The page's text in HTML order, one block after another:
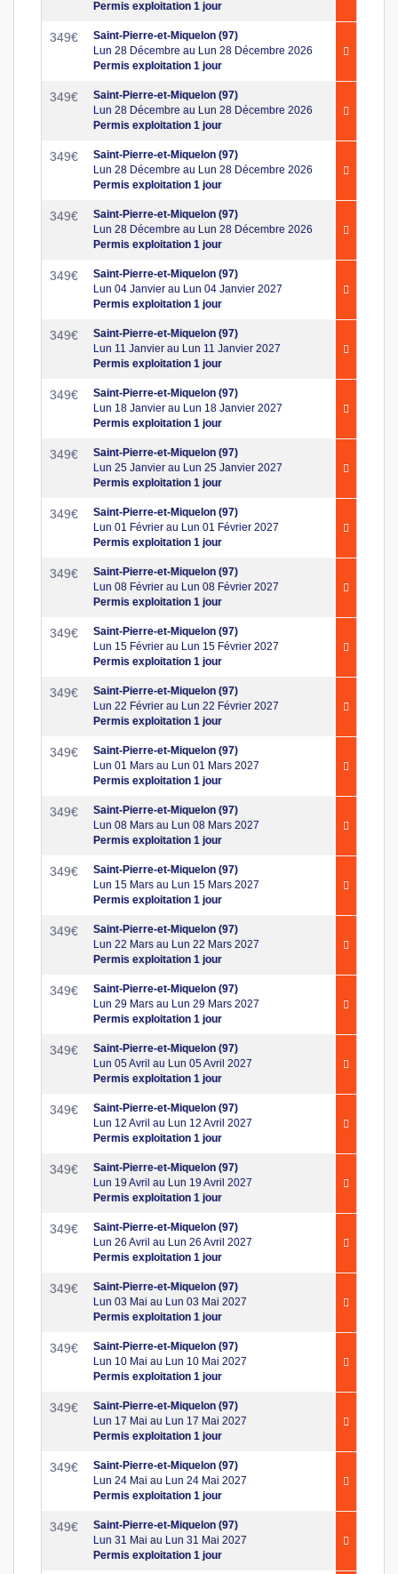
Permis exploitation 1 jour
349€
Saint-Pierre-et-Miquelon (97)
Lun 28 Décembre au Lun 28 Décembre 2026
Permis exploitation 1 jour
349€
Saint-Pierre-et-Miquelon (97)
Lun 28 Décembre au Lun 28 Décembre 2026
Permis exploitation 1 jour
349€
Saint-Pierre-et-Miquelon (97)
Lun 28 Décembre au Lun 28 Décembre 2026
Permis exploitation 1 jour
349€
Saint-Pierre-et-Miquelon (97)
Lun 28 Décembre au Lun 28 Décembre 2026
Permis exploitation 1 jour
349€
Saint-Pierre-et-Miquelon (97)
Lun 04 Janvier au Lun 04 Janvier 2027
Permis exploitation 1 jour
349€
Saint-Pierre-et-Miquelon (97)
Lun 11 Janvier au Lun 11 Janvier 2027
Permis exploitation 1 jour
349€
Saint-Pierre-et-Miquelon (97)
Lun 18 Janvier au Lun 18 Janvier 2027
Permis exploitation 1 jour
349€
Saint-Pierre-et-Miquelon (97)
Lun 25 Janvier au Lun 25 Janvier 2027
Permis exploitation 1 jour
349€
Saint-Pierre-et-Miquelon (97)
Lun 01 Février au Lun 01 Février 2027
Permis exploitation 1 jour
349€
Saint-Pierre-et-Miquelon (97)
Lun 08 Février au Lun 08 Février 2027
Permis exploitation 1 jour
349€
Saint-Pierre-et-Miquelon (97)
Lun 15 Février au Lun 15 Février 2027
Permis exploitation 1 jour
349€
Saint-Pierre-et-Miquelon (97)
Lun 22 Février au Lun 22 Février 2027
Permis exploitation 1 jour
349€
Saint-Pierre-et-Miquelon (97)
Lun 01 Mars au Lun 01 Mars 2027
Permis exploitation 1 jour
349€
Saint-Pierre-et-Miquelon (97)
Lun 08 Mars au Lun 08 Mars 2027
Permis exploitation 1 jour
349€
Saint-Pierre-et-Miquelon (97)
Lun 15 Mars au Lun 15 Mars 2027
Permis exploitation 1 jour
349€
Saint-Pierre-et-Miquelon (97)
Lun 22 Mars au Lun 22 Mars 2027
Permis exploitation 1 jour
349€
Saint-Pierre-et-Miquelon (97)
Lun 29 Mars au Lun 29 Mars 2027
Permis exploitation 1 jour
349€
Saint-Pierre-et-Miquelon (97)
Lun 05 Avril au Lun 05 Avril 2027
Permis exploitation 1 jour
349€
Saint-Pierre-et-Miquelon (97)
Lun 12 Avril au Lun 12 Avril 2027
Permis exploitation 1 jour
349€
Saint-Pierre-et-Miquelon (97)
Lun 19 Avril au Lun 19 Avril 2027
Permis exploitation 1 jour
349€
Saint-Pierre-et-Miquelon (97)
Lun 26 Avril au Lun 26 Avril 2027
Permis exploitation 1 jour
349€
Saint-Pierre-et-Miquelon (97)
Lun 03 Mai au Lun 03 Mai 2027
Permis exploitation 1 jour
349€
Saint-Pierre-et-Miquelon (97)
Lun 10 Mai au Lun 10 Mai 2027
Permis exploitation 1 jour
349€
Saint-Pierre-et-Miquelon (97)
Lun 17 Mai au Lun 17 Mai 2027
Permis exploitation 1 jour
349€
Saint-Pierre-et-Miquelon (97)
Lun 24 Mai au Lun 24 Mai 2027
Permis exploitation 1 jour
349€
Saint-Pierre-et-Miquelon (97)
Lun 31 Mai au Lun 31 Mai 2027
Permis exploitation 1 jour